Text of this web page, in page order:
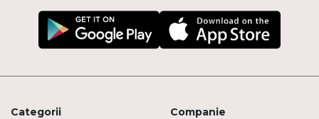
Categorii Companie